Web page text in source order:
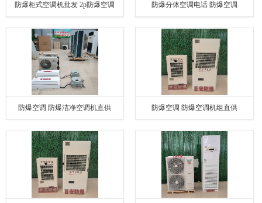
防爆柜式空调机批发 2p防爆空调 防爆分体空调电话 防爆空调
防爆空调 防爆洁净空调机直供 防爆空调 防爆空调机组直供